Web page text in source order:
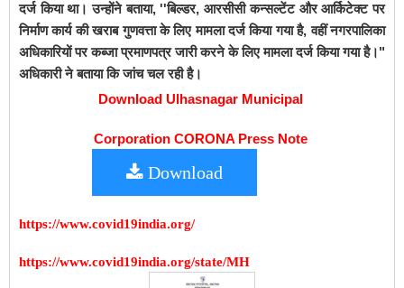
दर्ज किया था। उन्होंने बताया, ''बिल्डर, आरसीसी कन्सल्टेंट और आर्किटेक्ट पर
निर्माण कार्य की खराब गुणवत्ता के लिए मामला दर्ज किया गया है, वहीं नगरपालिका
अधिकारियों पर कब्जा प्रमाणपत्र जारी करने के लिए मामला दर्ज किया गया है।"
अधिकारी ने बताया कि जांच चल रही है।
Download Ulhasnagar Municipal
Corporation CORONA Press Note
Download
https://www.covid19india.org/
https://www.covid19india.org/state/MH